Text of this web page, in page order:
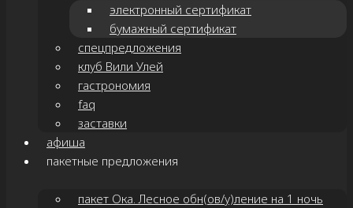
электронный сертификат
бумажный сертификат
спецпредложения
клуб Вили Улей
гастрономия
faq
заставки
афиша
пакетные предложения
пакет Ока. Лесное обн(ов/у)ление на 1 ночь